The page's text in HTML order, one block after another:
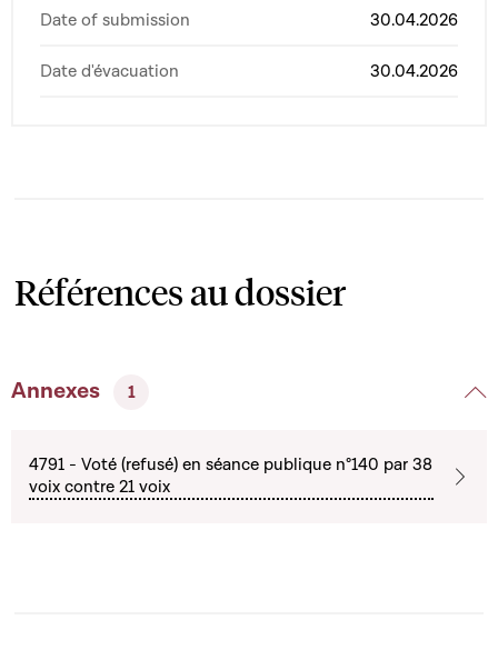
Date of submission 30.04.2026
Date d'évacuation 30.04.2026
Références au dossier
Annexes 1
4791 - Voté (refusé) en séance publique n°140 par 38
voix contre 21 voix